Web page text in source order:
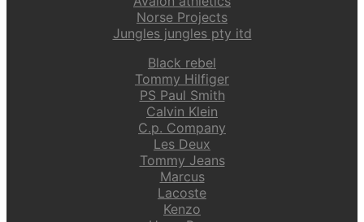
Norse Projects
Jungles jungles pty itd
Black rebel
Tommy Hilfiger
PS Paul Smith
Calvin Klein
C.p. Company
Les Deux
Tommy Jeans
Marcus
Lacoste
Kenzo